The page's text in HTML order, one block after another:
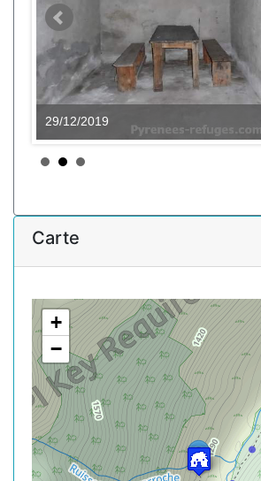
29/12/2019
Carte
+
−